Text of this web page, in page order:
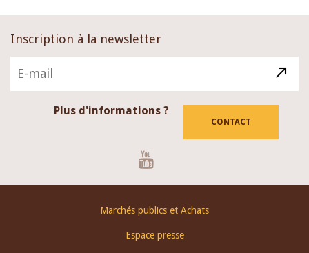
Inscription à la newsletter
Plus d'informations ?
CONTACT
Marchés publics et Achats
Espace presse